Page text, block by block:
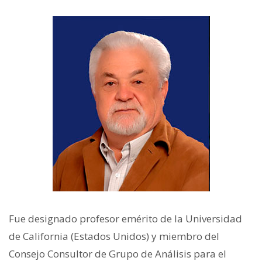
Fue designado profesor emérito de la Universidad
de California (Estados Unidos) y miembro del
Consejo Consultor de Grupo de Análisis para el